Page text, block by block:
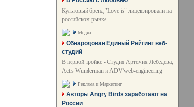
Культовый бренд "Love is" лицензировали на
российском рынке
Медиа
Обнародован Единый Рейтинг веб-
студий
В первой тройке - Студия Артемия Лебедева,
Actis Wunderman и ADV/web-engineering
Реклама и Маркетинг
Авторы Angry Birds заработают на
России